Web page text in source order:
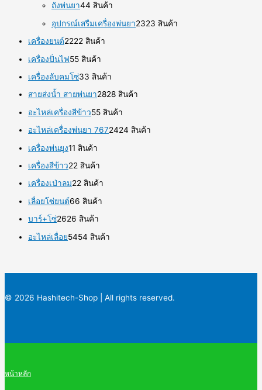
ถังพ่นยา44 สินค้า
อุปกรณ์เสรืมเครื่องพ่นยา2323 สินค้า
เครื่องยนต์2222 สินค้า
เครื่องปั่นไฟ55 สินค้า
เครื่องลับคมโซ่33 สินค้า
สายส่งน้ำ สายพ่นยา2828 สินค้า
อะไหล่เครื่องสีข้าว55 สินค้า
อะไหล่เครื่องพ่นยา 7672424 สินค้า
เครื่องพ่นยุง11 สินค้า
เครื่องสีข้าว22 สินค้า
เครื่องเป่าลม22 สินค้า
เลื่อยโซ่ยนต์66 สินค้า
บาร์+โซ่2626 สินค้า
อะไหล่เลื่อย5454 สินค้า
© 2026 Hashitech-Shop | All rights reserved.
หน้าหลัก